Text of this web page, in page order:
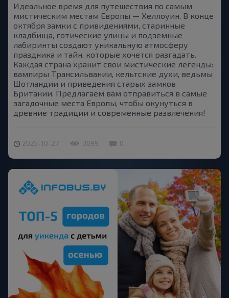
Идеальное время для путешествия по самым
мистическим местам Европы — Хеллоуин. В конце
октября замки с привидениями, старинные
кладбища, готические улицы и подземные
лабиринты создают уникальную атмосферу
праздника и тайн, которые хочется разгадать.
Каждая страна хранит свои мистические легенды:
вампиры Трансильвании, кельтские духи, ведьмы
Шотландии и приведения старых замков
Британии. Предлагаем вам отправиться в самые
загадочные места Европы, чтобы окунуться в
древние традиции и современные развлечения!
2025-10-27 3099 0